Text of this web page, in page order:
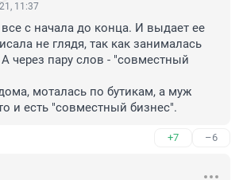
11:37
с начала до конца. И выдает ее
не глядя, так как занималась
через пару слов - "совместный
моталась по бутикам, а муж
и есть "совместный бизнес".
+7 –6